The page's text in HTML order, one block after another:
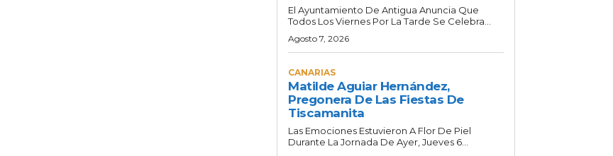
El Ayuntamiento De Antigua Anuncia Que
Todos Los Viernes Por La Tarde Se Celebra...
Agosto 7, 2026
CANARIAS
Matilde Aguiar Hernández,
Pregonera De Las Fiestas De
Tiscamanita
Las Emociones Estuvieron A Flor De Piel
Durante La Jornada De Ayer, Jueves 6...